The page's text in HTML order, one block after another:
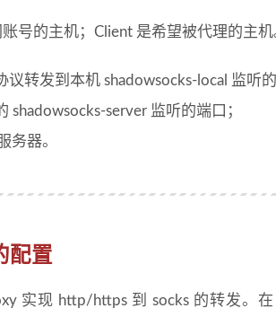
号的主机；Client 是希望被代理的主机
转发到本机 shadowsocks-local 监听的
shadowsocks-server 监听的端口；
务器。
配置
实现 http/https 到 socks 的转发。在